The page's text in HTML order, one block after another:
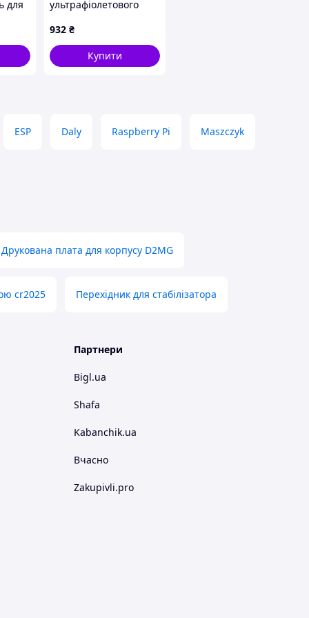
для
ультрафіолетового
датчик - Waveshare
9537
932 ₴
Купити
ESP Daly Raspberry Pi Maszczyk
Друкована плата для корпусу D2MG
cr2025 Перехідник для стабілізатора
Партнери
Bigl.ua
Shafa
Kabanchik.ua
Вчасно
Zakupivli.pro